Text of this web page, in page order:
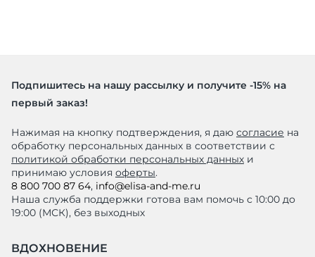
Подпишитесь на нашу рассылку и получите -15% на
первый заказ!
Нажимая на кнопку подтверждения, я даю согласие на
обработку персональных данных в соответствии с
политикой обработки персональных данных и
принимаю условия оферты.
8 800 700 87 64, info@elisa-and-me.ru
Наша служба поддержки готова вам помочь с 10:00 до
19:00 (МСК), без выходных
ВДОХНОВЕНИЕ